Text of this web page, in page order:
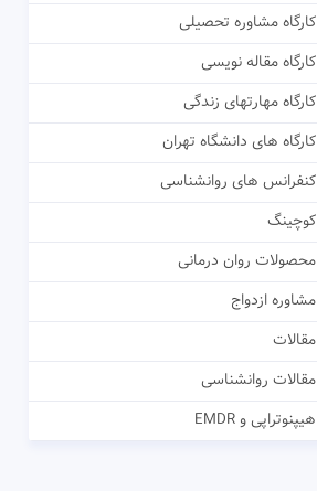
کارگاه مشاوره تحصیلی
کارگاه مقاله نویسی
کارگاه مهارتهای زندگی
کارگاه های دانشگاه تهران
کنفرانس های روانشناسی
کوچینگ
محصولات روان درمانی
مشاوره ازدواج
مقالات
مقالات روانشناسی
هیپنوتراپی و EMDR